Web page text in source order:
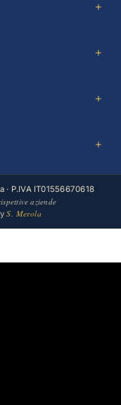
· P.IVA IT01556670618
aziende
S. Merola